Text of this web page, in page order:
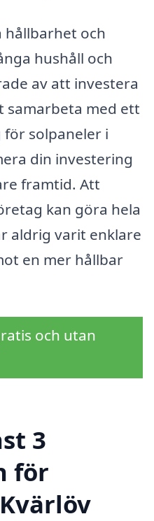
hållbarhet och
hushåll och
av att investera
samarbeta med ett
solpaneler i
din investering
framtid. Att
kan göra hela
aldrig varit enklare
en mer hållbar
och utan
3
för